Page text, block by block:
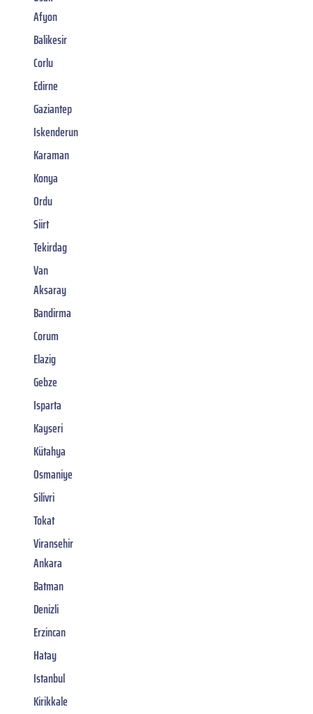
Afyon
Balikesir
Corlu
Edirne
Gaziantep
Iskenderun
Karaman
Konya
Ordu
Siirt
Tekirdag
Van
Aksaray
Bandirma
Corum
Elazig
Gebze
Isparta
Kayseri
Kütahya
Osmaniye
Silivri
Tokat
Viransehir
Ankara
Batman
Denizli
Erzincan
Hatay
Istanbul
Kirikkale